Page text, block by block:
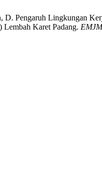
D. Pengaruh Lingkungan
Lembah Karet Padang. EMJM